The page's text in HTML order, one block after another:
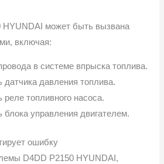
может быть вызвана
включая:
в системе впрыска топлива.
датчика давления топлива.
реле топливного насоса.
блока управления двигателем.
ошибку
D4DD P2150 HYUNDAI,